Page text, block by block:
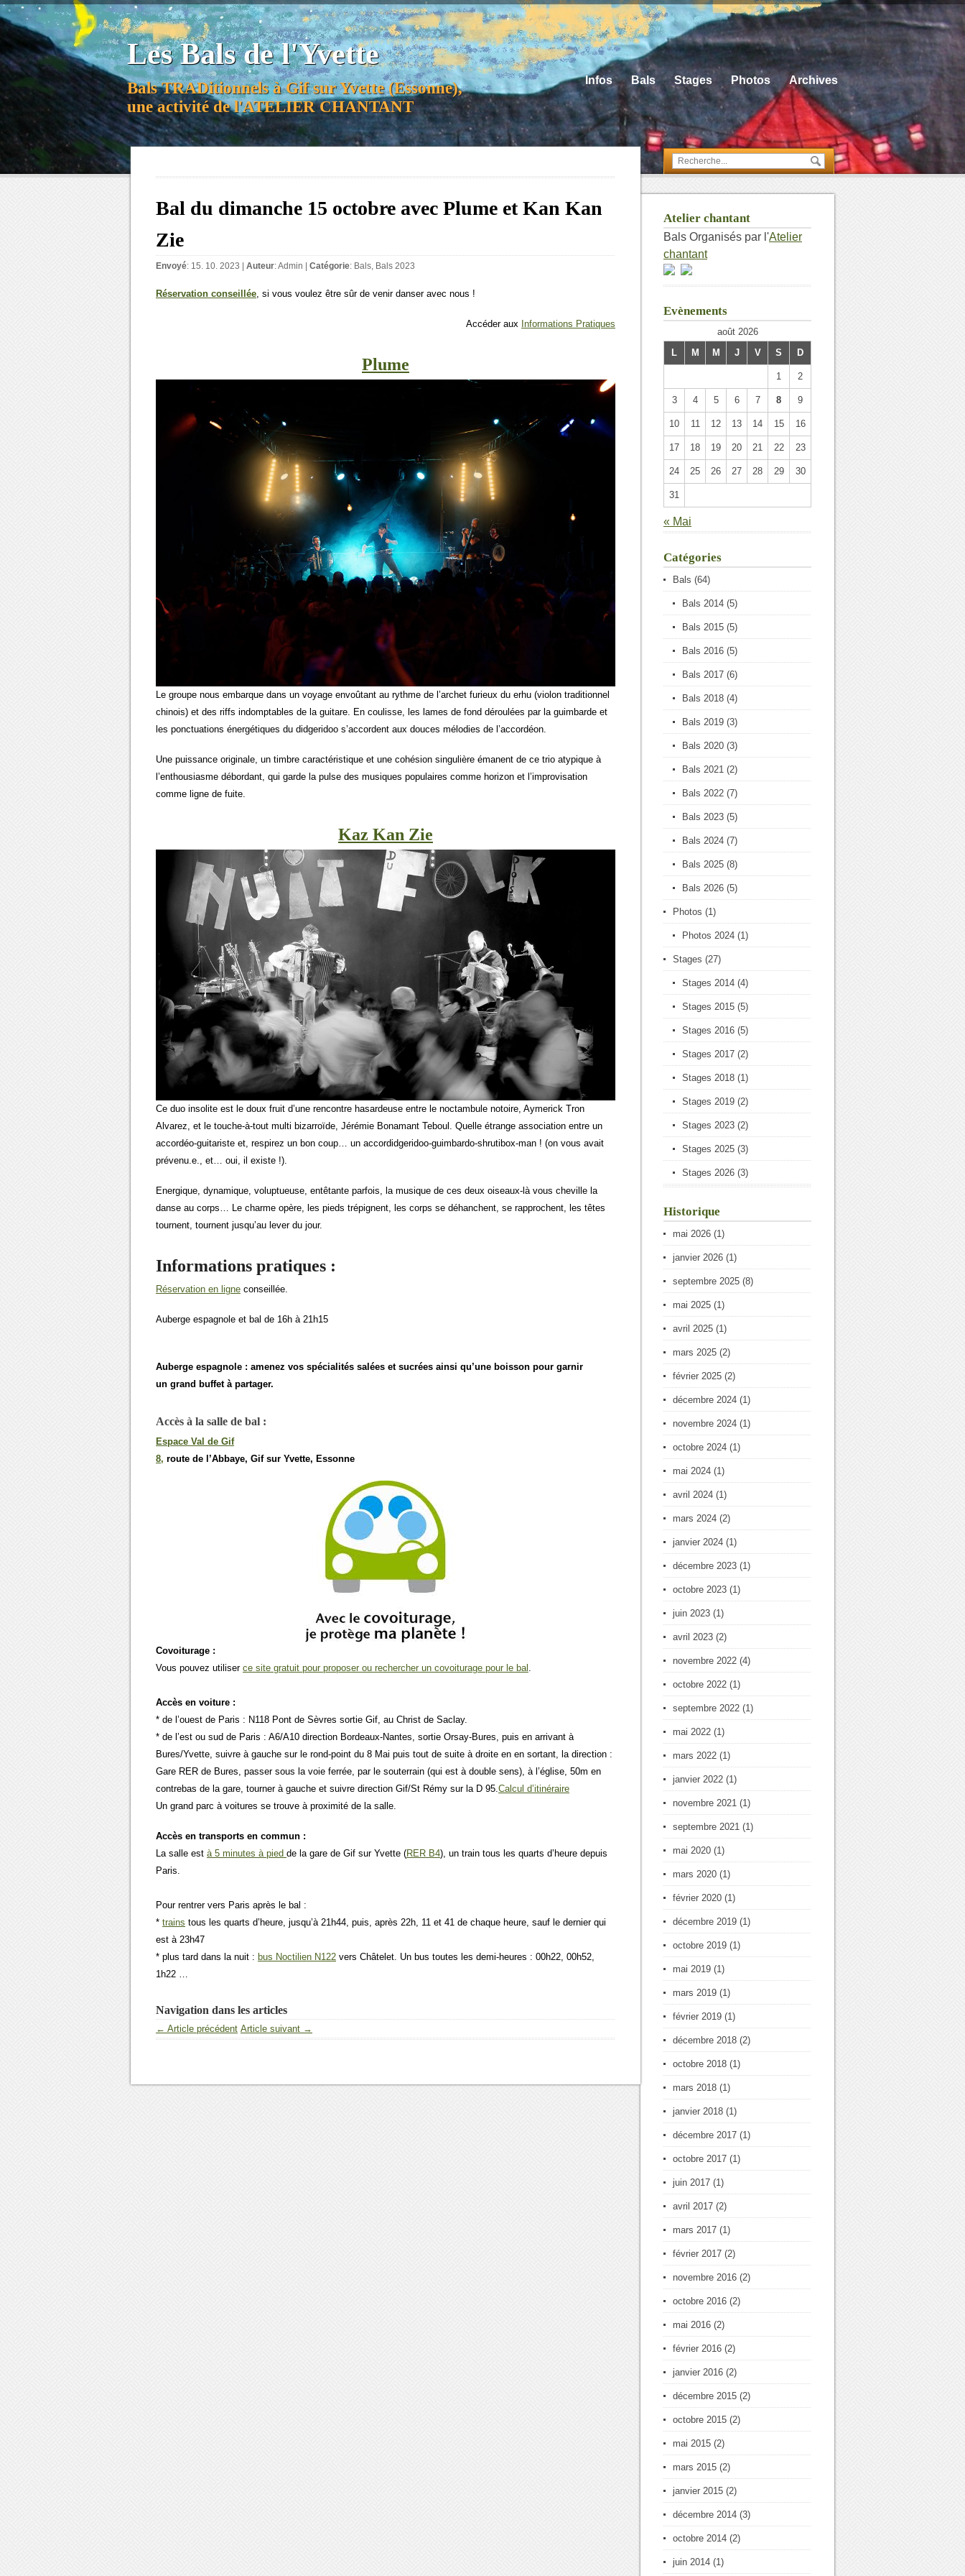
Les Bals de l'Yvette
Bals TRADitionnels à Gif sur Yvette (Essonne),
une activité de l'ATELIER CHANTANT
Infos Bals Stages Photos Archives
Bal du dimanche 15 octobre avec Plume et Kan Kan
Zie
Envoyé: 15. 10. 2023 | Auteur:Admin Catégorie: Bals, Bals 2023
Réservation conseillée, si vous voulez être sûr de venir danser avec nous !
Accéder aux Informations Pratiques
Plume
Le groupe nous embarque dans un voyage envoûtant au rythme de l’archet furieux du erhu (violon traditionnel
chinois) et des riffs indomptables de la guitare. En coulisse, les lames de fond déroulées par la guimbarde et
les ponctuations énergétiques du didgeridoo s’accordent aux douces mélodies de l’accordéon.
Une puissance originale, un timbre caractéristique et une cohésion singulière émanent de ce trio atypique à
l’enthousiasme débordant, qui garde la pulse des musiques populaires comme horizon et l’improvisation
comme ligne de fuite.
Kaz Kan Zie
Ce duo insolite est le doux fruit d’une rencontre hasardeuse entre le noctambule notoire, Aymerick Tron
Alvarez, et le touche-à-tout multi bizarroïde, Jérémie Bonamant Teboul. Quelle étrange association entre un
accordéo-guitariste et, respirez un bon coup… un accordidgeridoo-guimbardo-shrutibox-man ! (on vous avait
prévenu.e., et… oui, il existe !).
Energique, dynamique, voluptueuse, entêtante parfois, la musique de ces deux oiseaux-là vous cheville la
danse au corps… Le charme opère, les pieds trépignent, les corps se déhanchent, se rapprochent, les têtes
tournent, tournent jusqu’au lever du jour.
Informations pratiques :
Réservation en ligne conseillée.
Auberge espagnole et bal de 16h à 21h15
Auberge espagnole : amenez vos spécialités salées et sucrées ainsi qu’une boisson pour garnir
un grand buffet à partager.
Accès à la salle de bal :
Espace Val de Gif
8, route de l’Abbaye, Gif sur Yvette, Essonne
Covoiturage :
Vous pouvez utiliser ce site gratuit pour proposer ou rechercher un covoiturage pour le bal .
Accès en voiture :
* de l’ouest de Paris : N118 Pont de Sèvres sortie Gif, au Christ de Saclay.
* de l’est ou sud de Paris : A6/A10 direction Bordeaux-Nantes, sortie Orsay-Bures, puis en arrivant à
Bures/Yvette, suivre à gauche sur le rond-point du 8 Mai puis tout de suite à droite en en sortant, la direction :
Gare RER de Bures, passer sous la voie ferrée, par le souterrain (qui est à double sens), à l’église, 50m en
contrebas de la gare, tourner à gauche et suivre direction Gif/St Rémy sur la D 95.Calcul d’itinéraire
Un grand parc à voitures se trouve à proximité de la salle.
Accès en transports en commun :
La salle est à 5 minutes à pied de la gare de Gif sur Yvette (RER B4), un train tous les quarts d’heure depuis
Paris.
Pour rentrer vers Paris après le bal :
* trains tous les quarts d’heure, jusqu’à 21h44, puis, après 22h, 11 et 41 de chaque heure, sauf le dernier qui
est à 23h47
* plus tard dans la nuit : bus Noctilien N122 vers Châtelet. Un bus toutes les demi-heures : 00h22, 00h52,
1h22 …
Navigation dans les articles
← Article précédent Article suivant →
Atelier chantant
Bals Organisés par l'Atelier
chantant
Evènements
août 2026
L
M M J V S D
1 2
3 4 5 6 7 8 9
10 11 12 13 14 15 16
17 18 19 20 21 22 23
24 25 26 27 28 29 30
31
« Mai
Catégories
Bals (64)
Bals 2014 (5)
Bals 2015 (5)
Bals 2016 (5)
Bals 2017 (6)
Bals 2018 (4)
Bals 2019 (3)
Bals 2020 (3)
Bals 2021 (2)
Bals 2022 (7)
Bals 2023 (5)
Bals 2024 (7)
Bals 2025 (8)
Bals 2026 (5)
Photos (1)
Photos 2024 (1)
Stages (27)
Stages 2014 (4)
Stages 2015 (5)
Stages 2016 (5)
Stages 2017 (2)
Stages 2018 (1)
Stages 2019 (2)
Stages 2023 (2)
Stages 2025 (3)
Stages 2026 (3)
Historique
mai 2026 (1)
janvier 2026 (1)
septembre 2025 (8)
mai 2025 (1)
avril 2025 (1)
mars 2025 (2)
février 2025 (2)
décembre 2024 (1)
novembre 2024 (1)
octobre 2024 (1)
mai 2024 (1)
avril 2024 (1)
mars 2024 (2)
janvier 2024 (1)
décembre 2023 (1)
octobre 2023 (1)
juin 2023 (1)
avril 2023 (2)
novembre 2022 (4)
octobre 2022 (1)
septembre 2022 (1)
mai 2022 (1)
mars 2022 (1)
janvier 2022 (1)
novembre 2021 (1)
septembre 2021 (1)
mai 2020 (1)
mars 2020 (1)
février 2020 (1)
décembre 2019 (1)
octobre 2019 (1)
mai 2019 (1)
mars 2019 (1)
février 2019 (1)
décembre 2018 (2)
octobre 2018 (1)
mars 2018 (1)
janvier 2018 (1)
décembre 2017 (1)
octobre 2017 (1)
juin 2017 (1)
avril 2017 (2)
mars 2017 (1)
février 2017 (2)
novembre 2016 (2)
octobre 2016 (2)
mai 2016 (2)
février 2016 (2)
janvier 2016 (2)
décembre 2015 (2)
octobre 2015 (2)
mai 2015 (2)
mars 2015 (2)
janvier 2015 (2)
décembre 2014 (3)
octobre 2014 (2)
juin 2014 (1)